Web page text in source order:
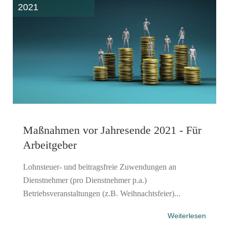
2021
Maßnahmen vor Jahresende 2021 - Für
Arbeitgeber
Lohnsteuer- und beitragsfreie Zuwendungen an
Dienstnehmer (pro Dienstnehmer p.a.)
Betriebsveranstaltungen (z.B. Weihnachtsfeier)...
Weiterlesen